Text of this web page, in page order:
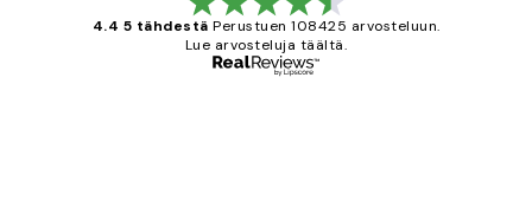
4.4 5 tähdestä Perustuen 108425 arvosteluun.
Lue arvosteluja täältä.